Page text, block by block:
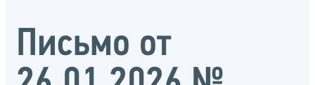
Письмо от